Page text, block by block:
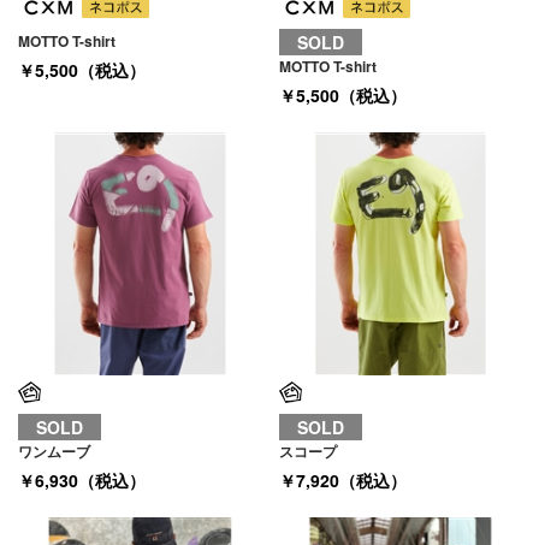
MOTTO T-shirt
￥5,500（税込）
SOLD
MOTTO T-shirt
￥5,500（税込）
SOLD
ワンムーブ
￥6,930（税込）
SOLD
スコープ
￥7,920（税込）